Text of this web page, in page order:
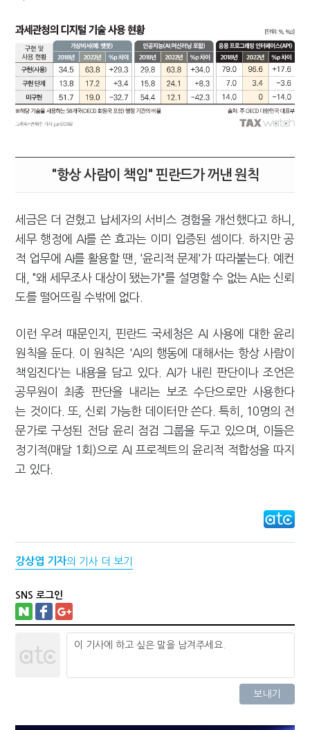
"항상 사람이 책임" 핀란드가 꺼낸 원칙
세금은 더 걷혔고 납세자의 서비스 경험을 개선했다고 하니,
세무 행정에 AI를 쓴 효과는 이미 입증된 셈이다. 하지만 공
적 업무에 AI를 활용할 땐, '윤리적 문제'가 따라붙는다. 예컨
대, "왜 세무조사 대상이 됐는가"를 설명할 수 없는 AI는 신뢰
도를 떨어뜨릴 수밖에 없다.
이런 우려 때문인지, 핀란드 국세청은 AI 사용에 대한 윤리
원칙을 둔다. 이 원칙은 'AI의 행동에 대해서는 항상 사람이
책임진다'는 내용을 담고 있다. AI가 내린 판단이나 조언은
공무원이 최종 판단을 내리는 보조 수단으로만 사용한다
는 것이다. 또, 신뢰 가능한 데이터만 쓴다. 특히, 10명의 전
문가로 구성된 전담 윤리 점검 그룹을 두고 있으며, 이들은
정기적(매달 1회)으로 AI 프로젝트의 윤리적 적합성을 따지
고 있다.
강상엽 기자의 기사 더 보기
SNS 로그인